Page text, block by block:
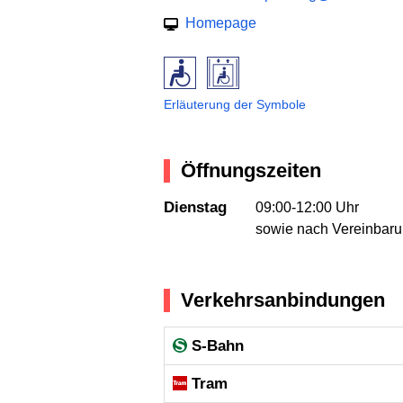
Homepage
Erläuterung der Symbole
Öffnungszeiten
Dienstag
09:00-12:00 Uhr
sowie nach
Verkehrsanbindungen
S-Bahn
Tram